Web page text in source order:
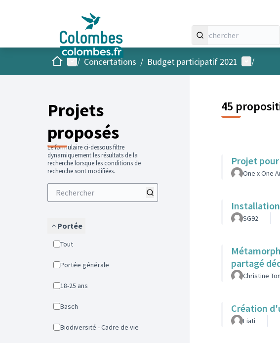
AccueilMenu principal
/ Concertations / Budget participatif 2021 Menu
/
Projets
proposés
Le formulaire ci-dessous filtre
dynamiquement les résultats de la
recherche lorsque les conditions de
recherche sont modifiées.
Portée
Tout
Portée générale
18-25 ans
Basch
Biodiversité - Cadre de vie
45
Projet
One x One
SG92
partagé
Christine
Création
Fiati